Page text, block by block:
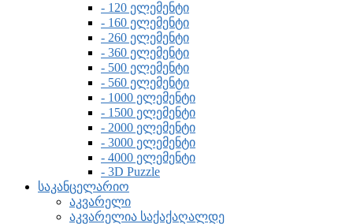
- 120 ელემენტი
- 160 ელემენტი
- 260 ელემენტი
- 360 ელემენტი
- 500 ელემენტი
- 560 ელემენტი
- 1000 ელემენტი
- 1500 ელემენტი
- 2000 ელემენტი
- 3000 ელემენტი
- 4000 ელემენტი
- 3D Puzzle
საკანცელარიო
აკვარელი
აკვარელია საქაქაღალდე